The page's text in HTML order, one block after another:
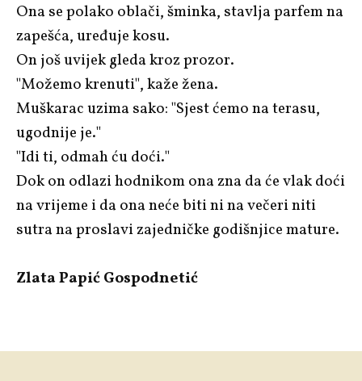
Ona se polako oblači, šminka, stavlja parfem na
zapešća, uređuje kosu.
On još uvijek gleda kroz prozor.
"Možemo krenuti", kaže žena.
Muškarac uzima sako: "Sjest ćemo na terasu,
ugodnije je."
"Idi ti, odmah ću doći."
Dok on odlazi hodnikom ona zna da će vlak doći
na vrijeme i da ona neće biti ni na večeri niti
sutra na proslavi zajedničke godišnjice mature.
Zlata Papić Gospodnetić